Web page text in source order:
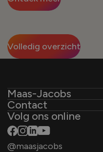
Volledig overzicht
Maas-Jacobs
Over ons
Wat we doen
Ontwikkelaar
Contact
De Ambachten 31
4881 XZ Zundert
Volg ons online
@maasjacobs